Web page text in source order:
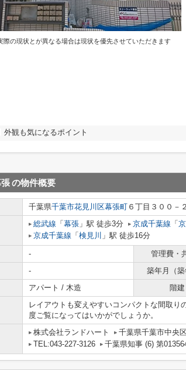
の現状とが異なる場合は現状を優先させていただきます
外観も気になるポイント
の物件概要
千葉県千葉市花見川区幕張町 ６丁目３００－
総武線 「 幕張 」駅 徒歩3分 京成千葉線 「
京成千葉線 「 検見川 」駅 徒歩16分
- 管理費・
- 築年月（築
アパート / 木造 階建
レイアウトも変えやすいコンパクトな間取り
度ご覧になってはいかがでしょうか。
株式会社ランドハート
千葉県千葉市中央
TEL:043-227-3126
千葉県知事 (6) 第